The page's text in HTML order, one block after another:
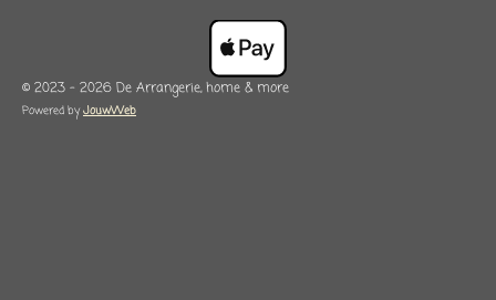
© 2023 - 2026 De Arrangerie, home & more
Powered byJouwWeb